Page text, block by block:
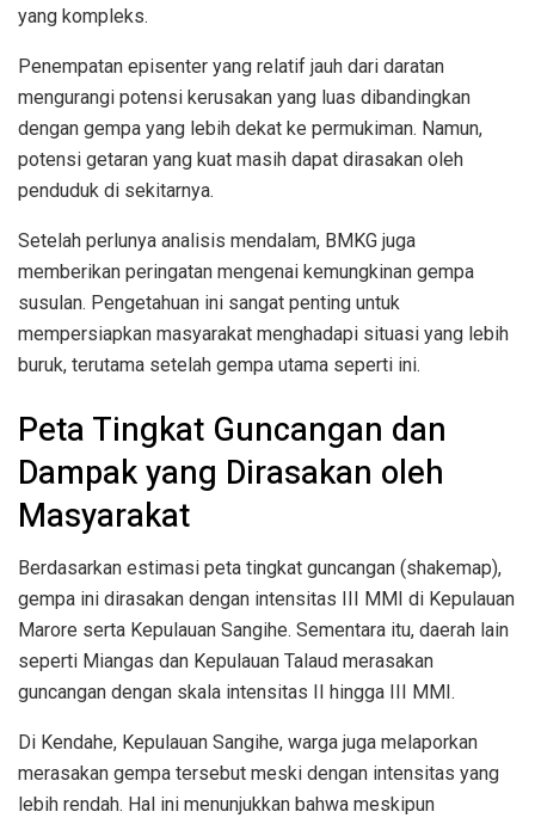
yang kompleks.
Penempatan episenter yang relatif jauh dari daratan
mengurangi potensi kerusakan yang luas dibandingkan
dengan gempa yang lebih dekat ke permukiman. Namun,
potensi getaran yang kuat masih dapat dirasakan oleh
penduduk di sekitarnya.
Setelah perlunya analisis mendalam, BMKG juga
memberikan peringatan mengenai kemungkinan gempa
susulan. Pengetahuan ini sangat penting untuk
mempersiapkan masyarakat menghadapi situasi yang lebih
buruk, terutama setelah gempa utama seperti ini.
Peta Tingkat Guncangan dan
Dampak yang Dirasakan oleh
Masyarakat
Berdasarkan estimasi peta tingkat guncangan (shakemap),
gempa ini dirasakan dengan intensitas III MMI di Kepulauan
Marore serta Kepulauan Sangihe. Sementara itu, daerah lain
seperti Miangas dan Kepulauan Talaud merasakan
guncangan dengan skala intensitas II hingga III MMI.
Di Kendahe, Kepulauan Sangihe, warga juga melaporkan
merasakan gempa tersebut meski dengan intensitas yang
lebih rendah. Hal ini menunjukkan bahwa meskipun